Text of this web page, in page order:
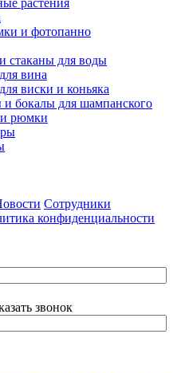
растения
и фотопанно
стаканы для воды
вина
виски и коньяка
бокалы для шампанского
рюмки
Сотрудники
конфиденциальности
звонок